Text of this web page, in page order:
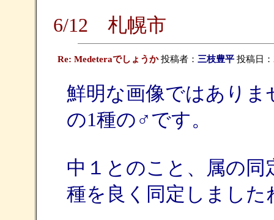
6/12 札幌市
Re: Medeteraでしょうか投稿者： 三枝豊平投稿日：
鮮明な画像ではありま
の1種の♂です。
中１とのこと、属の
種を良く同定しました